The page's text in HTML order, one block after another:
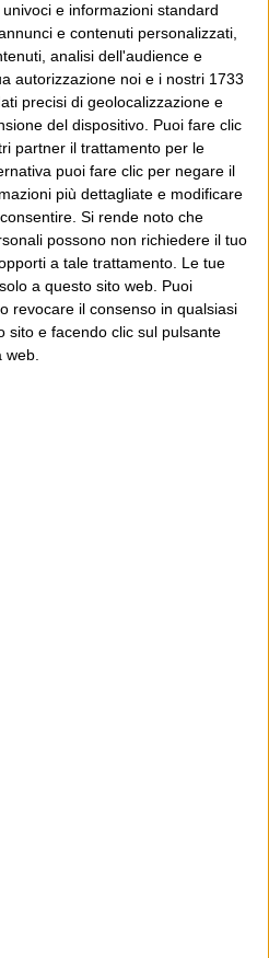
e informazioni standard
e contenuti personalizzati,
analisi dell'audience e
autorizzazione noi e i nostri 1733
precisi di geolocalizzazione e
del dispositivo. Puoi fare clic
partner il trattamento per le
puoi fare clic per negare il
più dettagliate e modificare
Si rende noto che
possono non richiedere il tuo
a tale trattamento. Le tue
a questo sito web. Puoi
revocare il consenso in qualsiasi
sito e facendo clic sul pulsante
web.
e se Wittgenstein ti piace,
il Post: che è partito
portare gli approcci di
progetto più grande.
è diventato anche altro:
che prosegue da oltre 16
lo apprezza e lo
piace